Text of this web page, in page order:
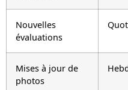
Nouvelles
évaluations
Mises à jour de
photos